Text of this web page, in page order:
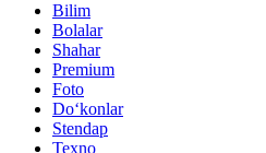
Bilim
Bolalar
Shahar
Premium
Foto
Do‘konlar
Stendap
Texno